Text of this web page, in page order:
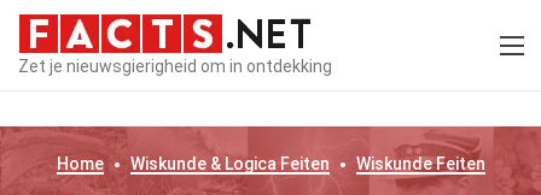
Zet je nieuwsgierigheid om in ontdekking
Home Wiskunde & Logica Feiten WiskundeFeiten